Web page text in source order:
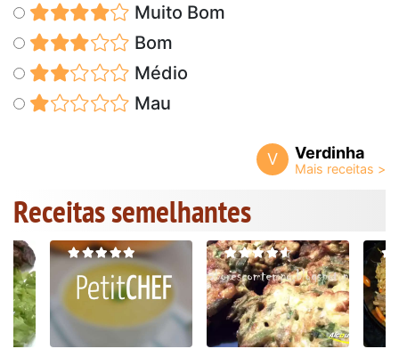
Muito Bom
Bom
Médio
Mau
V Verdinha
Receitas semelhantes